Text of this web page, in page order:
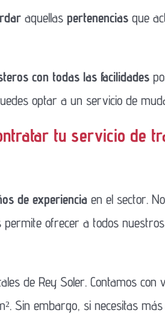
aquellas pertenencias que
con todas las facilidades
optar a un servicio de
tu servicio de
de experiencia en el sector.
ofrecer a todos
de Rey Soler. Contamos
Sin embargo, si necesitas más